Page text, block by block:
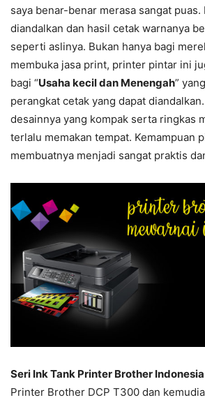
saya benar-benar merasa sangat
diandalkan dan hasil cetak warnanya
seperti aslinya. Bukan hanya bagi
membuka jasa print, printer pintar ini
bagi “Usaha kecil dan Menengah”
perangkat cetak yang dapat
desainnya yang kompak serta ringkas
terlalu memakan tempat. Kemampuan
membuatnya menjadi sangat praktis
Seri Ink Tank Printer Brother Indonesia
Printer Brother DCP T300 dan